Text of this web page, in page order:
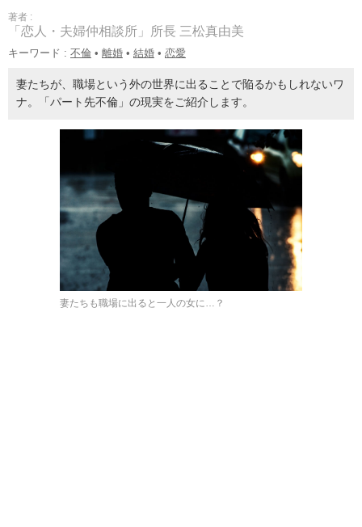
著者 :
「恋人・夫婦仲相談所」所長 三松真由美
キーワード : 不倫 • 離婚 • 結婚 • 恋愛
妻たちが、職場という外の世界に出ることで陥るかもしれないワ
ナ。「パート先不倫」の現実をご紹介します。
妻たちも職場に出ると一人の女に…？